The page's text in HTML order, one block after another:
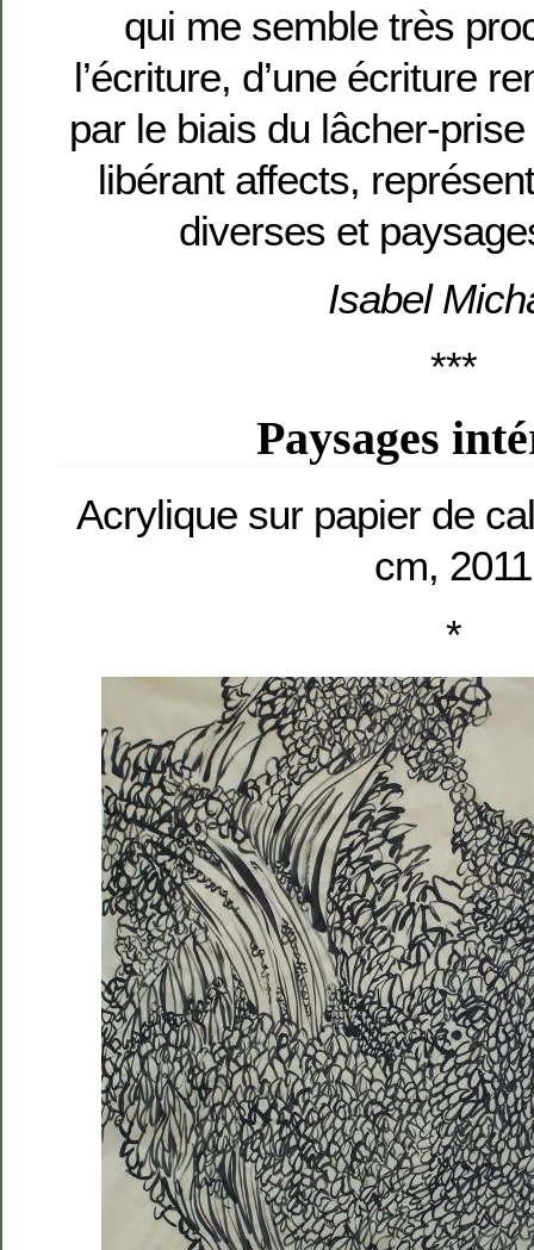
qui me semble très
l’écriture, d’une écriture
par le biais du lâcher-
libérant affects,
diverses et
Isabel
***
Paysages
Acrylique sur papier de
cm, 2011
*